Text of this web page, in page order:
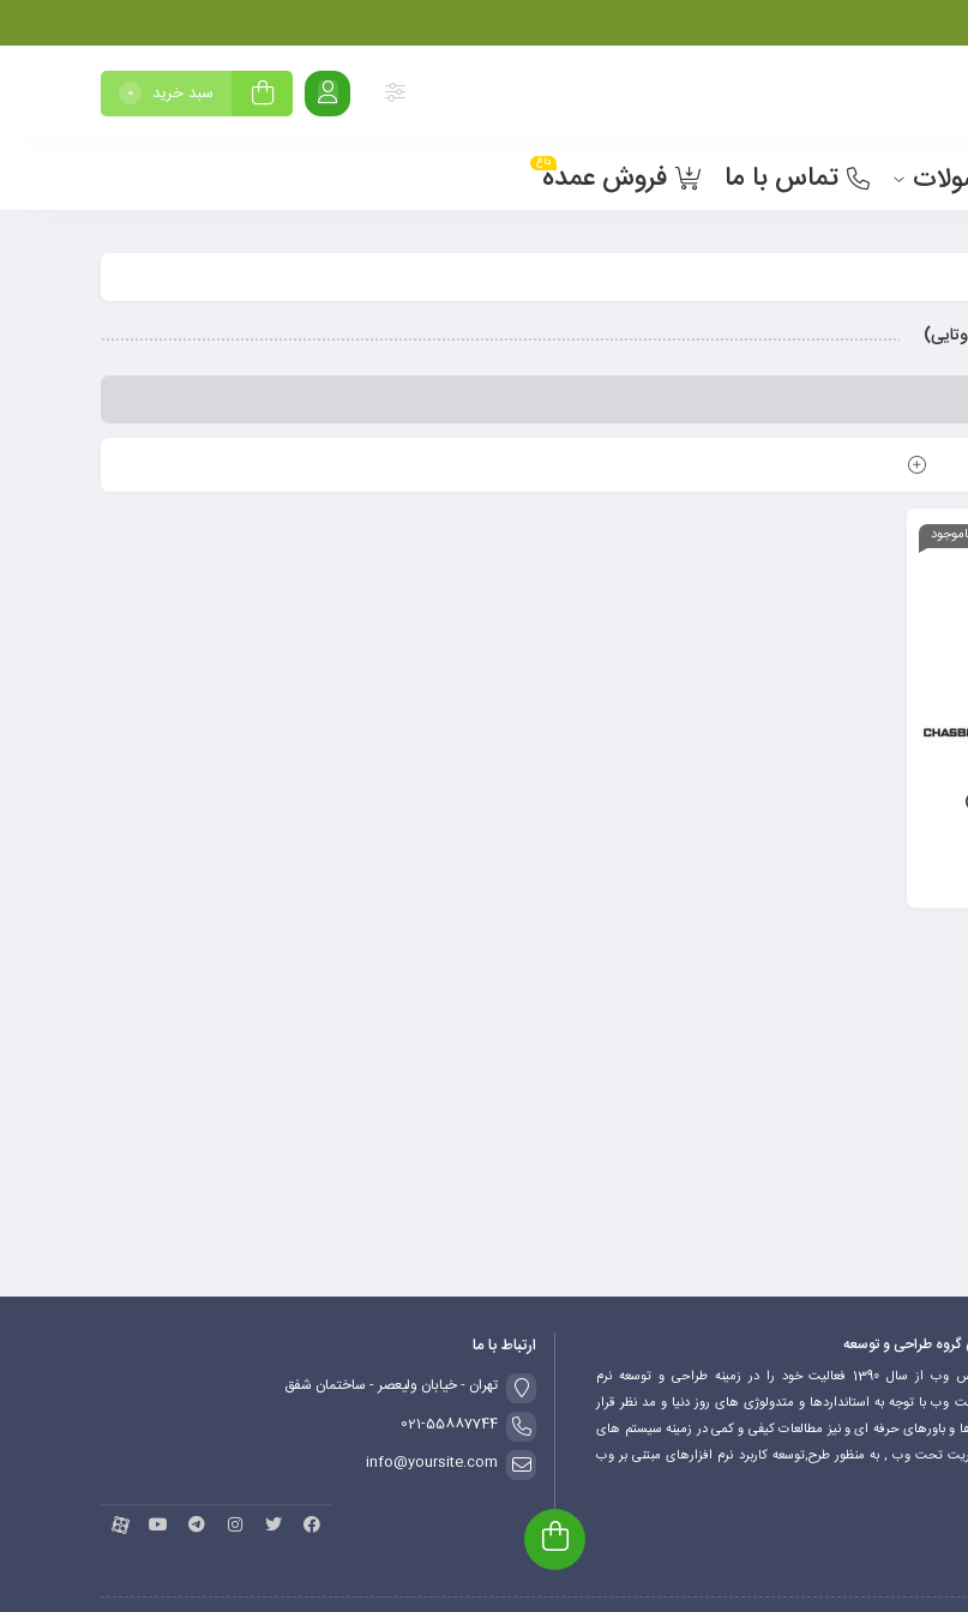
سبد خرید 0
تماس با ما فروش عمدهداغ
گروه طراحی و توسعه
گروه ماهدیس وب از سال 1390 فعالیت خود را در زمینه طراحی و توسعه نرم
وب با توجه به استانداردها و متدولوژی های روز دنیا و مد نظر قرار
و باورهای حرفه ای و نیز مطالعات کیفی و کمی در زمینه سیستم های
تحت وب , به منظور طرح,توسعه کاربرد نرم افزارهای مبتنی بر وب
ارتباط با ما
تهران - خیابان ولیعصر - ساختمان شفق
021-55887744
info@yoursite.com